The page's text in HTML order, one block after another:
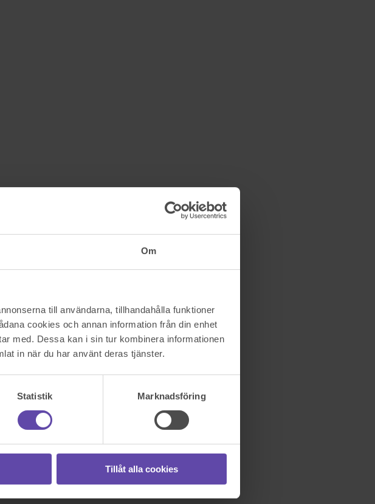
Om
till användarna, tillhandahålla funktioner
cookies och annan information från din enhet
med. Dessa kan i sin tur kombinera informationen
in när du har använt deras tjänster.
Statistik Marknadsföring
Tillåt alla cookies